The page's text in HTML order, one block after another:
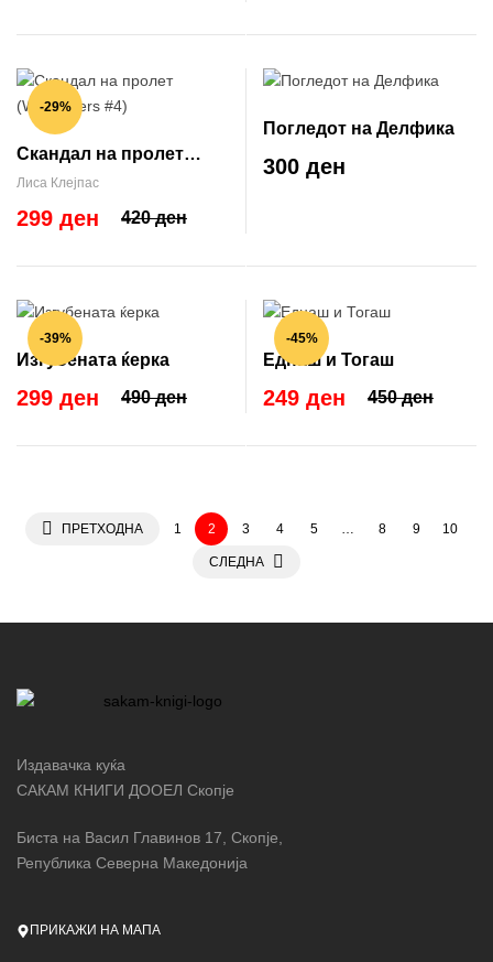
-29%
Скандал на пролет
(Wallflowers #4)
Лиса Клејпас
420 ден
299 ден
Погледот на Делфика
300 ден
-39%
Изгубената ќерка
490 ден
299 ден
-45%
Еднаш и Тогаш
450 ден
249 ден
ПРЕТХОДНА 1 2 3 4 5 … 8 9 10
СЛЕДНА
Издавачка куќа
САКАМ КНИГИ ДООЕЛ Скопје
Биста на Васил Главинов 17, Скопје,
Република Северна Македонија
ПРИКАЖИ НА МАПА